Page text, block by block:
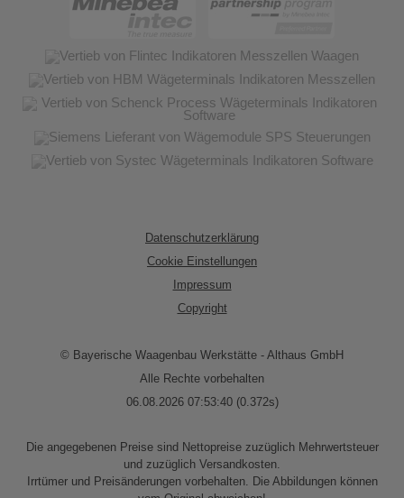
Datenschutzerklärung
Cookie Einstellungen
Impressum
Copyright
© Bayerische Waagenbau Werkstätte - Althaus GmbH
Alle Rechte vorbehalten
06.08.2026 07:53:40 (0.372s)
Die angegebenen Preise sind Nettopreise zuzüglich Mehrwertsteuer
und zuzüglich Versandkosten.
Irrtümer und Preisänderungen vorbehalten. Die Abbildungen können